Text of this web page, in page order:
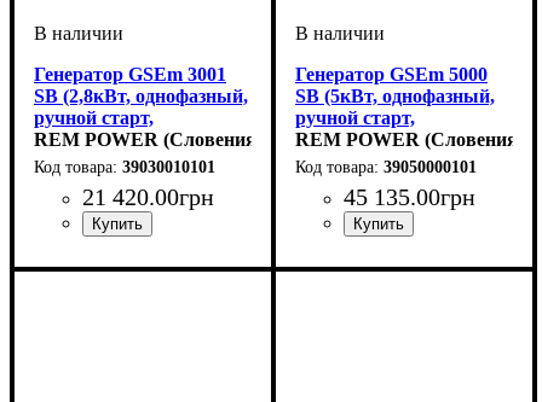
Генератор GSEm 3001
SB (2,8кВт, однофазный,
ручной старт,
бензиновый)
REM POWER (Словения)
39030010101
21 420.00грн
Генератор GSEm 5000
SB (5кВт, однофазный,
ручной старт,
бензиновый)
REM POWER (Словения)
39050000101
45 135.00грн